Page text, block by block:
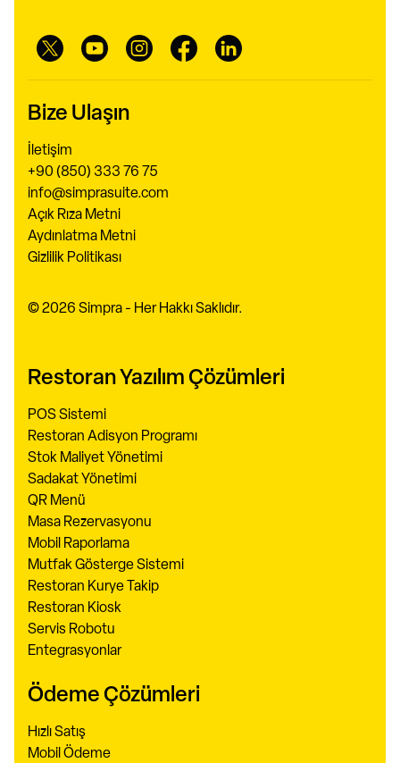
Bize Ulaşın
İletişim
+90 (850) 333 76 75
info@simprasuite.com
Açık Rıza Metni
Aydınlatma Metni
Gizlilik Politikası
© 2026 Simpra - Her Hakkı Saklıdır.
Restoran Yazılım Çözümleri
POS Sistemi
Restoran Adisyon Programı
Stok Maliyet Yönetimi
Sadakat Yönetimi
QR Menü
Masa Rezervasyonu
Mobil Raporlama
Mutfak Gösterge Sistemi
Restoran Kurye Takip
Restoran Kiosk
Servis Robotu
Entegrasyonlar
Ödeme Çözümleri
Hızlı Satış
Mobil Ödeme